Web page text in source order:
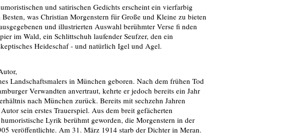
und satirischen Gedichts erscheint ein vierfarbig
was Christian Morgenstern für Große und Kleine zu bieten
und illustrierten Auswahl berühmter Verse fi nden
im Wald, ein Schlittschuh laufender Seufzer, den ein
Heideschaf - und natürlich Igel und Agel.
Landschaftsmalers in München geboren. Nach dem frühen Tod
Verwandten anvertraut, kehrte er jedoch bereits ein Jahr
nach München zurück. Bereits mit sechzehn Jahren
sein erstes Trauerspiel. Aus dem breit gefächerten
Lyrik berühmt geworden, die Morgenstern in der
veröffentlichte. Am 31. März 1914 starb der Dichter in Meran.